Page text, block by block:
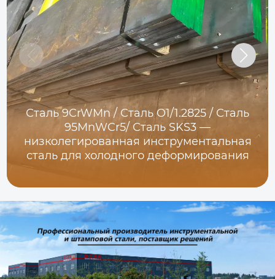
Сталь 9CrWMn / Сталь O1/1.2825 / Сталь
95MnWCr5/ Сталь SKS3 —
низколегированная инструментальная
сталь для холодного деформирования